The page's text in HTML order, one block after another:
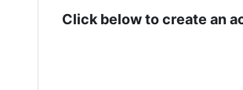
Click below to create an